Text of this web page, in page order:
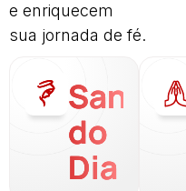
e enriquecem
sua jornada de fé.
Santo
do
Dia